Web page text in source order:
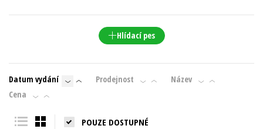
Hlídací pes
Datum vydání Prodejnost
Název
Cena
POUZE DOSTUPNÉ